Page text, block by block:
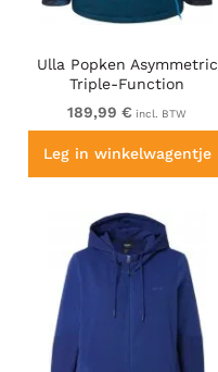
Ulla Popken Asymmetric
Triple-Function
Performance Ski Jacket
Teal
189,99 € incl. BTW
Leg in winkelwagentje